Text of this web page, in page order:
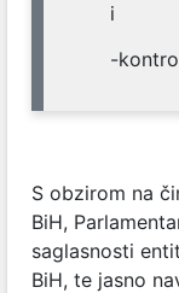
i
-
S obzirom na
BiH,
saglasnosti
BiH, te jasno